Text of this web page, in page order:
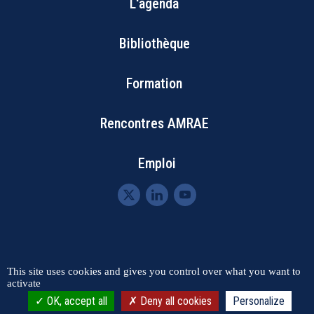
Footer
Menu
L'agenda
Bibliothèque
Formation
Rencontres AMRAE
Emploi
Menu
Pied
Contact
Plan du site
Mentions légales
RGPD
This site uses cookies and gives you control over what you want to
activate
OK, accept all Deny all cookies Personalize